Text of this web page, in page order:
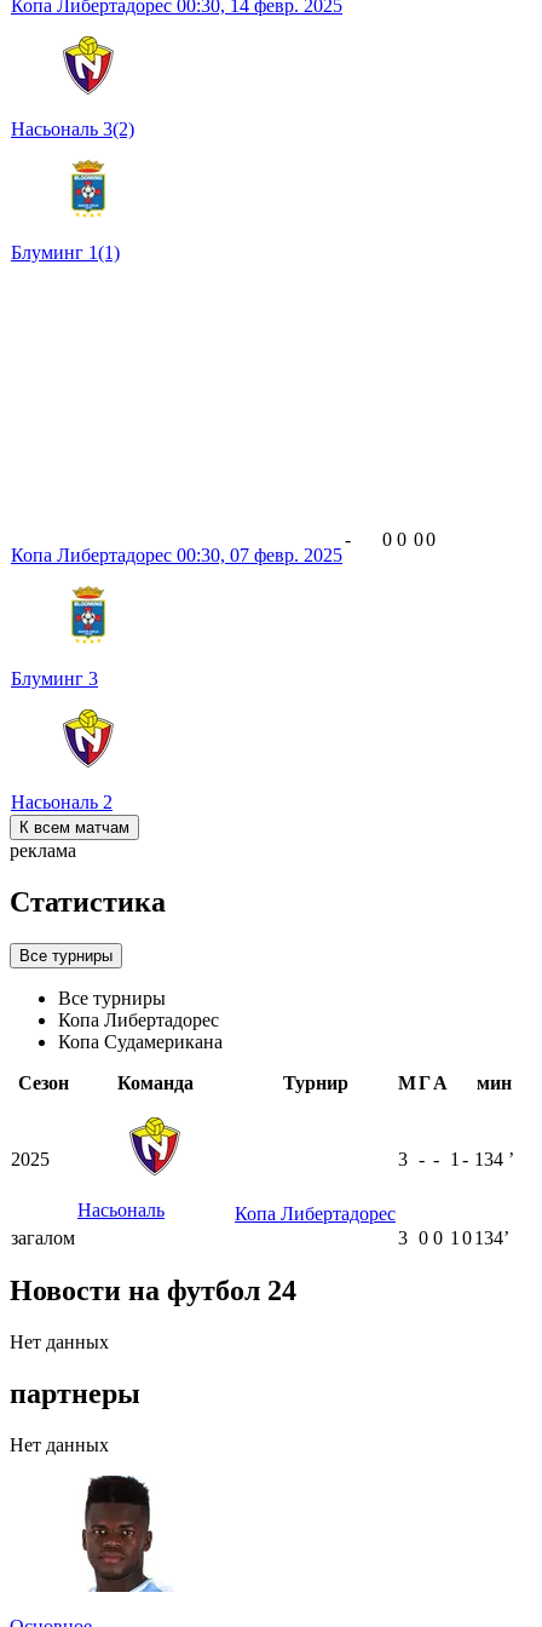
Копа Либертадорес 00:30, 14 февр. 2025
Насьональ 3(2)
Блуминг 1(1)
Копа Либертадорес 00:30, 07 февр. 2025
Блуминг 3
Насьональ 2
- 0 0 00
К всем матчам
реклама
Статистика
Все турниры
Все турниры
Копа Либертадорес
Копа Судамерикана
Сезон
Команда Турнир МГА мин
2025
Насьональ Копа Либертадорес
3 - - 1 - 134 ʼ
загалом 3 0 0 1 0134ʼ
Новости на футбол 24
Нет данных
партнеры
Нет данных